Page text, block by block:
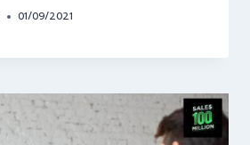
01/09/2021